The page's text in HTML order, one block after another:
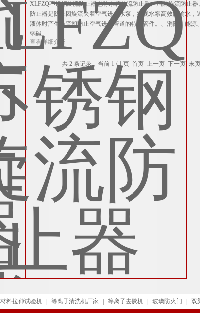
XLFZQ不锈钢旋流防止器也称水箱旋流防止器、消防旋流防止
防止器是防止因旋流夹着空气进入水泵，实现水泵高效能输水
液体时产生旋流和防止空气进入管道的特殊管件。、消防、能
弱碱。
查看详细介绍
共 2 条记录，当前 1 / 1 页 首页 上一页 下一页 末
材料拉伸试验机 等离子清洗机厂家 等离子去胶机 玻璃防火门 双